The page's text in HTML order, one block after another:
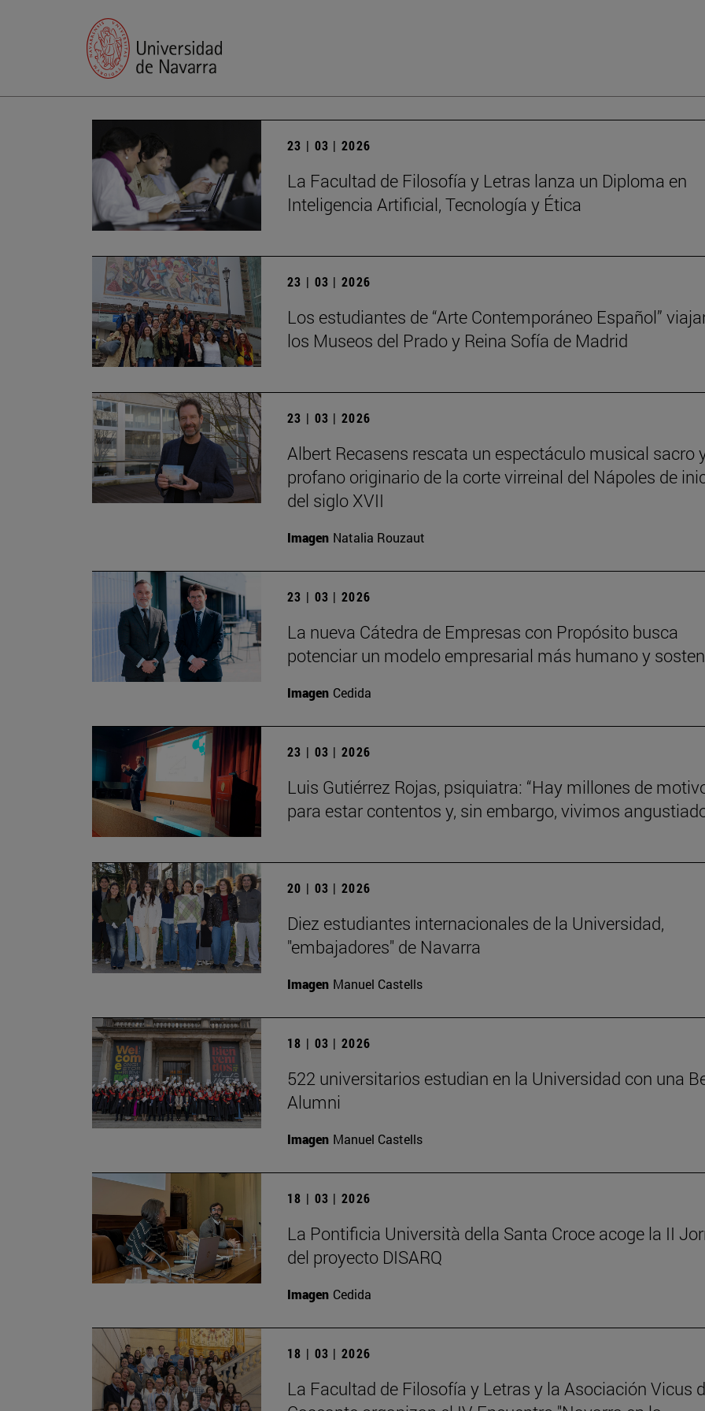
23 | 03 | 2026
La Facultad de Filosofía y Letras lanza un Diploma en
Inteligencia Artificial, Tecnología y Ética
23 | 03 | 2026
Los estudiantes de “Arte Contemporáneo Español”
los Museos del Prado y Reina Sofía de Madrid
23 | 03 | 2026
Albert Recasens rescata un espectáculo musical sacro
profano originario de la corte virreinal del Nápoles de
del siglo XVII
Imagen Natalia Rouzaut
23 | 03 | 2026
La nueva Cátedra de Empresas con Propósito busca
potenciar un modelo empresarial más humano y
Imagen Cedida
23 | 03 | 2026
Luis Gutiérrez Rojas, psiquiatra: “Hay millones de
para estar contentos y, sin embargo, vivimos
20 | 03 | 2026
Diez estudiantes internacionales de la Universidad,
"embajadores" de Navarra
Imagen Manuel Castells
18 | 03 | 2026
522 universitarios estudian en la Universidad con una
Alumni
Imagen Manuel Castells
18 | 03 | 2026
La Pontificia Università della Santa Croce acoge la II
del proyecto DISARQ
Imagen Cedida
18 | 03 | 2026
La Facultad de Filosofía y Letras y la Asociación Vicus